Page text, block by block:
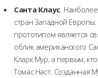
Санта Клаус.
стран Западной
прототипом является
облик американского
Кларк Мур, а первым,
Томас Наст. Созданная